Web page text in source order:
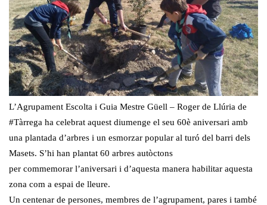
L’Agrupament Escolta i Guia Mestre Güell – Roger de Llúria de
#Tàrrega ha celebrat aquest diumenge el seu 60è aniversari amb
una plantada d’arbres i un esmorzar popular al turó del barri dels
Masets. S’hi han plantat 60 arbres autòctons
per commemorar l’aniversari i d’aquesta manera habilitar aquesta
zona com a espai de lleure.
Un centenar de persones, membres de l’agrupament, pares i també